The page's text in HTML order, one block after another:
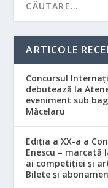
ARTICOLE
Concursul
debutează la
eveniment sub
Măcelaru
Ediția a XX-a a
Enescu –
ai competiției și
Bilete și